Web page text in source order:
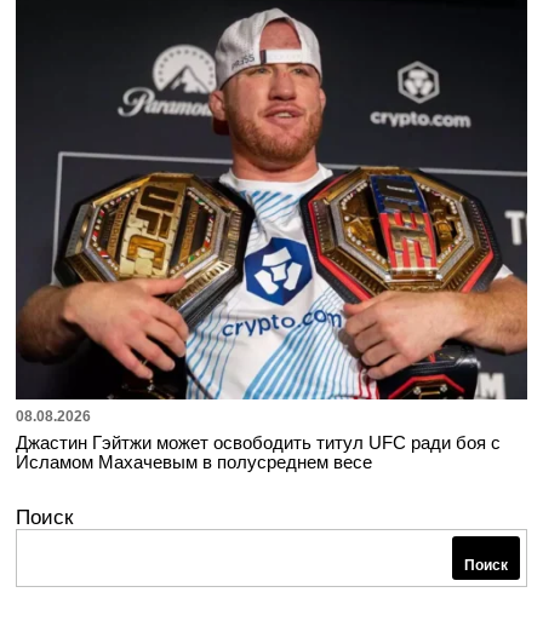
08.08.2026
Джастин Гэйтжи может освободить титул UFC ради боя с
Исламом Махачевым в полусреднем весе
Поиск
Поиск